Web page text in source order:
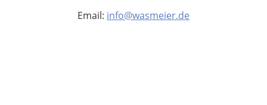
Email: info@wasmeier.de